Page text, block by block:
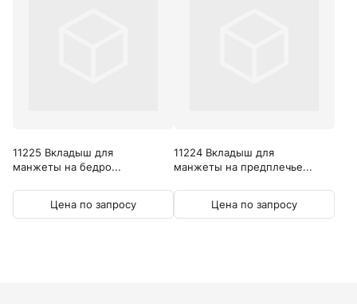
11225 Вкладыш для
манжеты на бедро...
Цена по запросу
11224 Вкладыш для
манжеты на предплечье...
Цена по запросу